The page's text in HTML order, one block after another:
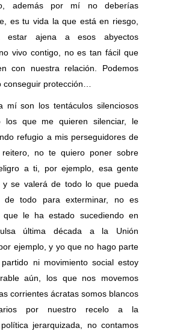
además por mí no deberías
es tu vida la que está en riesgo,
estar ajena a esos abyectos
vivo contigo, no es tan fácil que
con nuestra relación. Podemos
conseguir protección…
mí son los tentáculos silenciosos
los que me quieren silenciar, le
refugio a mis perseguidores de
no te quiero poner sobre
a ti, por ejemplo, esa gente
y se valerá de todo lo que pueda
de todo para exterminar, no es
que le ha estado sucediendo en
última década a la Unión
ejemplo, y yo que no hago parte
ni movimiento social estoy
aún, los que nos movemos
corrientes ácratas somos blancos
por nuestro recelo a la
jerarquizada, no contamos